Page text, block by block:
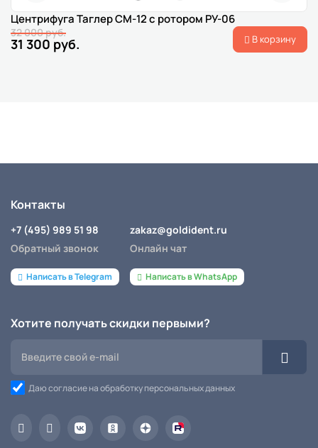
Центрифуга Таглер СМ-12 с ротором РУ-06
31 300 руб.
32 000 руб. В корзину
Контакты
+7 (495) 989 51 98
Обратный звонок
Написать в Telegram
zakaz@goldident.ru
Онлайн чат
Написать в WhatsApp
Хотите получать скидки первыми?
Даю согласие на обработку персональных данных